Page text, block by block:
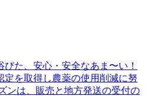
た、安心・安全なあま〜い！
定を取得し農薬の使用削減に努
ンは、販売と地方発送の受付の